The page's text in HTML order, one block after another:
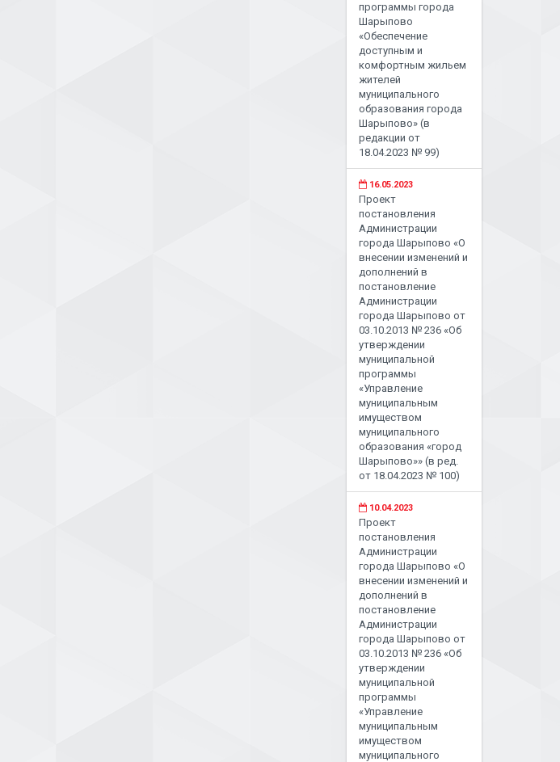
программы города
Шарыпово
«Обеспечение
доступным и
комфортным жильем
жителей
муниципального
образования города
Шарыпово» (в
редакции от
18.04.2023 № 99)
16.05.2023
Проект
постановления
Администрации
города Шарыпово «О
внесении изменений и
дополнений в
постановление
Администрации
города Шарыпово от
03.10.2013 № 236 «Об
утверждении
муниципальной
программы
«Управление
муниципальным
имуществом
муниципального
образования «город
Шарыпово»» (в ред.
от 18.04.2023 № 100)
10.04.2023
Проект
постановления
Администрации
города Шарыпово «О
внесении изменений и
дополнений в
постановление
Администрации
города Шарыпово от
03.10.2013 № 236 «Об
утверждении
муниципальной
программы
«Управление
муниципальным
имуществом
муниципального